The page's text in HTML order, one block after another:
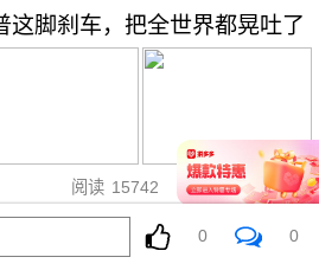
这脚刹车，把全世界都晃吐了
阅读 15742 08-03
张图让印度陷入死寂，五枚金
0 0